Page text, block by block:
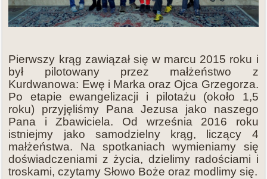
Pierwszy krąg zawiązał się w marcu 2015 roku i
był pilotowany przez małżeństwo z
Kurdwanowa: Ewę i Marka oraz Ojca Grzegorza.
Po etapie ewangelizacji i pilotażu (około 1,5
roku) przyjęliśmy Pana Jezusa jako naszego
Pana i Zbawiciela. Od września 2016 roku
istniejmy jako samodzielny krąg, liczący 4
małżeństwa. Na spotkaniach wymieniamy się
doświadczeniami z życia, dzielimy radościami i
troskami, czytamy Słowo Boże oraz modlimy się.